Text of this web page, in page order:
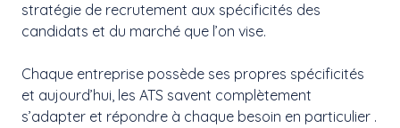
stratégie de recrutement aux spécificités des
candidats et du marché que l’on vise.
Chaque entreprise possède ses propres spécificités
et aujourd’hui, les ATS savent complètement
s’adapter et répondre à chaque besoin en particulier .